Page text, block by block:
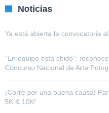
Noticias
Ya está abierta la convocatoria
“En equipo está chido”:
Concurso Nacional de Arte
¡Corre por una buena causa!
5K & 10K!